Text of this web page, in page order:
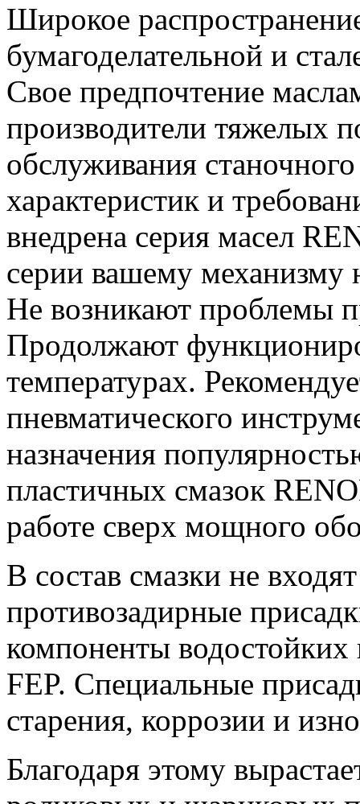
Широкое
бумагоделательной и
Свое предпочтение
производители тяжелых
обслуживания
характеристик и
внедрена серия масел
серии вашему механизму
Не возникают проблемы
Продолжают
температурах.
пневматического
назначения
пластичных смазок
работе сверх мощного
В состав смазки не
противозадирные
компоненты
FEP. Специальные
старения, коррозии и
Благодаря этому